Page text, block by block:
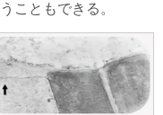
こともできる。